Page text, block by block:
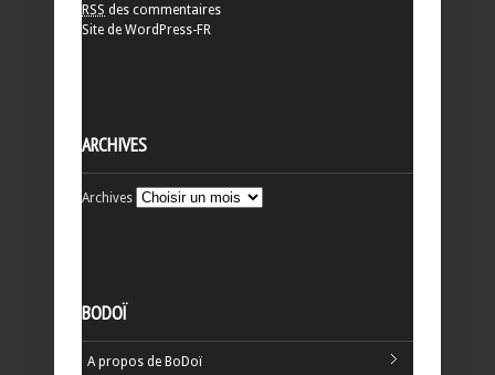
RSS des commentaires
Site de WordPress-FR
ARCHIVES
Archives
BODOÏ
A propos de BoDoï